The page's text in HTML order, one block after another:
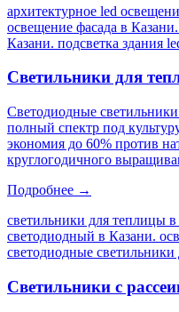
архитектурное led
освещение фасада в
Казани. подсветка здания
Светильники для
Светодиодные
полный спектр под
экономия до 60% против
круглогодичного
Подробнее →
светильники для теплицы
светодиодный в Казани.
светодиодные
Светильники с